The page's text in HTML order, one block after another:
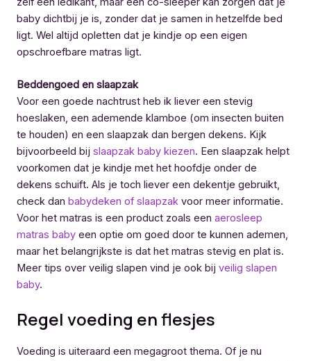
baby dichtbij je is, zonder dat je samen in hetzelfde bed
ligt. Wel altijd opletten dat je kindje op een eigen
opschroefbare matras ligt.
Beddengoed en slaapzak
Voor een goede nachtrust heb ik liever een stevig
hoeslaken, een ademende klamboe (om insecten buiten
te houden) en een slaapzak dan bergen dekens. Kijk
bijvoorbeeld bij slaapzak baby kiezen. Een slaapzak helpt
voorkomen dat je kindje met het hoofdje onder de
dekens schuift. Als je toch liever een dekentje gebruikt,
check dan babydeken of slaapzak voor meer informatie.
Voor het matras is een product zoals een aerosleep
matras baby een optie om goed door te kunnen ademen,
maar het belangrijkste is dat het matras stevig en plat is.
Meer tips over veilig slapen vind je ook bij veilig slapen
baby.
Regel voeding en flesjes
Voeding is uiteraard een megagroot thema. Of je nu